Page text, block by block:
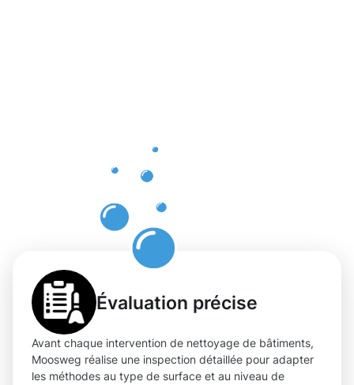
Évaluation précise
Avant chaque intervention de nettoyage de bâtiments,
Moosweg réalise une inspection détaillée pour adapter
les méthodes au type de surface et au niveau de